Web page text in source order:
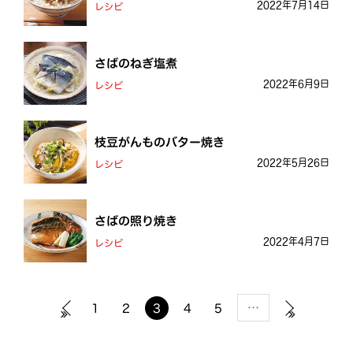
レシピ 2022年7月14日
さばのねぎ塩煮
レシピ 2022年6月9日
枝豆がんものバター焼き
レシピ 2022年5月26日
さばの照り焼き
レシピ 2022年4月7日
1 2 3 4 5 …